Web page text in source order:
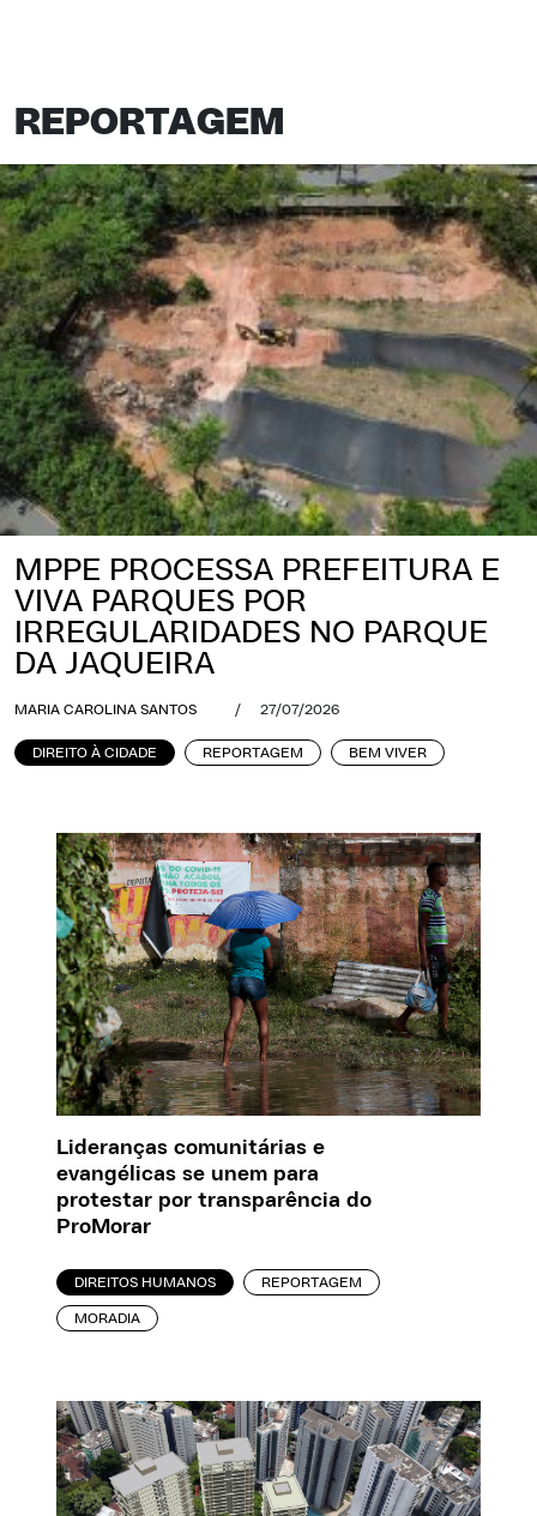
REPORTAGEM
MPPE PROCESSA PREFEITURA E
VIVA PARQUES POR
IRREGULARIDADES NO PARQUE
DA JAQUEIRA
MARIA CAROLINA SANTOS / 27/07/2026
DIREITO À CIDADE REPORTAGEM BEM VIVER
Lideranças comunitárias e
evangélicas se unem para
protestar por transparência do
ProMorar
DIREITOS HUMANOS REPORTAGEM
MORADIA